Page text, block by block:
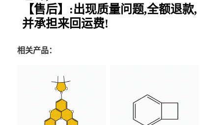
【售后】:出现质量问题,全额退款,
并承担来回运费!
相关产品：